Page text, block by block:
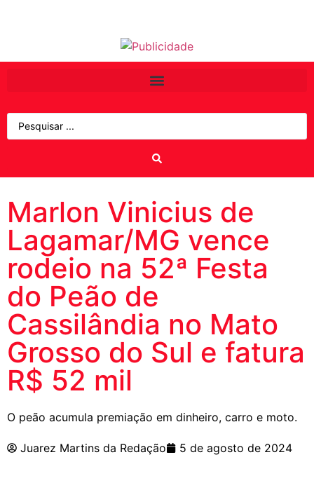
Marlon Vinicius de
Lagamar/MG vence
rodeio na 52ª Festa
do Peão de
Cassilândia no Mato
Grosso do Sul e fatura
R$ 52 mil
O peão acumula premiação em dinheiro, carro e moto.
Juarez Martins da Redação 5 de agosto de 2024